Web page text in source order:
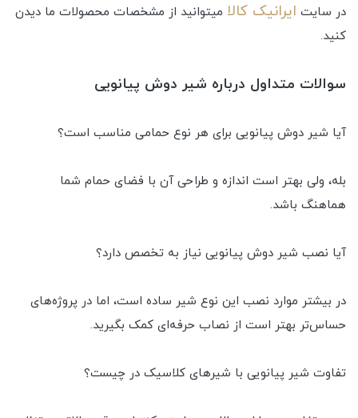
در سایت ایرانیک کالا میتوانید از مشخصات محصولات ما دیدن
کنید.
سوالات متداول درباره شیر دوش پیانویی
آیا شیر دوش پیانویی برای هر نوع حمامی مناسب است؟
بله، ولی بهتر است اندازه و طراحی آن با فضای حمام شما
هماهنگ باشد.
آیا نصب شیر دوش پیانویی نیاز به تخصص دارد؟
در بیشتر موارد نصب این نوع شیر ساده است، اما در پروژه‌های
حساس‌تر بهتر است از نصاب حرفه‌ای کمک بگیرید.
تفاوت شیر پیانویی با شیرهای کلاسیک در چیست؟